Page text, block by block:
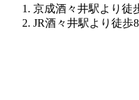
京成酒々井駅より徒
JR酒々井駅より徒歩